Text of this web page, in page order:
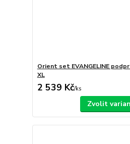
Orient set EVANGELINE
XL
2 539 Kč/ks
Zvolit